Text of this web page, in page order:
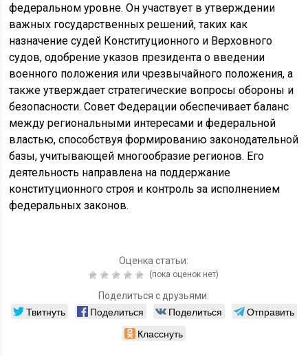
федеральном уровне. Он участвует в утверждении
важных государственных решений, таких как
назначение судей Конституционного и Верховного
судов, одобрение указов президента о введении
военного положения или чрезвычайного положения, а
также утверждает стратегические вопросы обороны и
безопасности. Совет Федерации обеспечивает баланс
между региональными интересами и федеральной
властью, способствуя формированию законодательной
базы, учитывающей многообразие регионов. Его
деятельность направлена на поддержание
конституционного строя и контроль за исполнением
федеральных законов.
Оценка статьи:
(пока оценок нет)
Поделиться с друзьями:
Твитнуть Поделиться Поделиться
Отправить
Класснуть